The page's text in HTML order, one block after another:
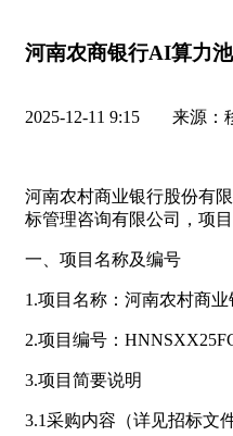
河南农商银行AI算力
2025-12-11 9:15 来源：
河南农村商业银行股份有
标管理咨询有限公司，项
一、项目名称及编号
1.项目名称：河南农村商
2.项目编号：
3.项目简要说明
3.1采购内容（详见招标文